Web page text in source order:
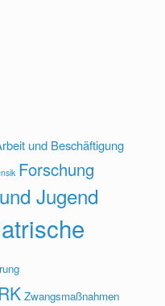
und Beschäftigung
Forschung
Jugend
Zwangsmaßnahmen